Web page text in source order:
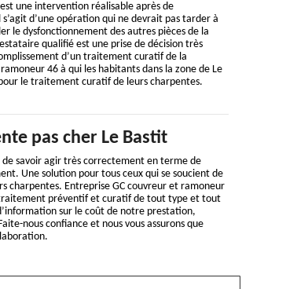
une intervention réalisable après de
d’une opération qui ne devrait pas tarder à
le dysfonctionnement des autres pièces de la
qualifié est une prise de décision très
d’un traitement curatif de la
46 à qui les habitants dans la zone de Le
le traitement curatif de leurs charpentes.
pas cher Le Bastit
de savoir agir très correctement en terme de
Une solution pour tous ceux qui se soucient de
charpentes. Entreprise GC couvreur et ramoneur
préventif et curatif de tout type et tout
sur le coût de notre prestation,
nous confiance et nous vous assurons que